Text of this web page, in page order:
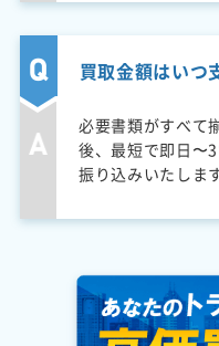
買取金額はいつ
必要書類がすべて
後、最短で即日〜
振り込みいたします